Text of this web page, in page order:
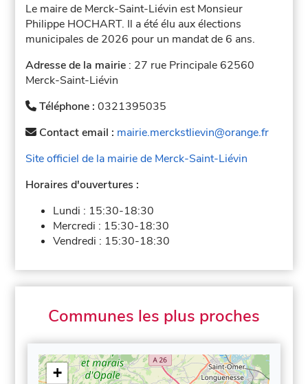
Le maire de Merck-Saint-Liévin est Monsieur
Philippe HOCHART. Il a été élu aux élections
municipales de 2026 pour un mandat de 6 ans.
Adresse de la mairie : 27 rue Principale 62560
Merck-Saint-Liévin
Téléphone :0321395035
Contact email : mairie.merckstlievin@orange.fr
Site officiel de la mairie de Merck-Saint-Liévin
Horaires d'ouvertures :
Lundi : 15:30-18:30
Mercredi : 15:30-18:30
Vendredi : 15:30-18:30
Communes les plus proches
+